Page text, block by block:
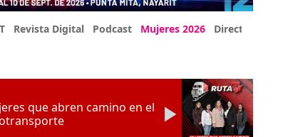
Revista Digital Podcast Mujeres 2026 Directorio Expo
que abren camino en el